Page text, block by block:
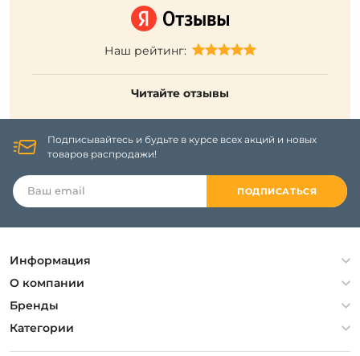
Наш рейтинг:
Читайте отзывы
Подписывайтесь и будьте в курсе всех акций и новых
товаров распродажи!
ПОДПИСАТЬСЯ
Информация
Политика конфиденциальности
Гарантия
Оплата и доставка
О компании
О компании
Контакты
Бренды
Artelamp
Категории
Люстры